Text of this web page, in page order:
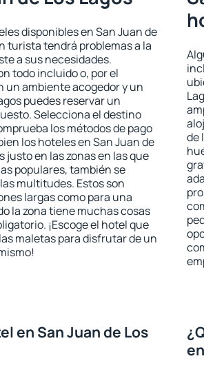
disponibles en San Juan de
turista tendrá problemas a la
a sus necesidades.
todo incluido o, por el
un ambiente acogedor y un
puedes reservar un
Selecciona el destino
los métodos de pago
los hoteles en San Juan de
justo en las zonas en las que
populares, también se
multitudes. Estos son
largas como para una
la zona tiene muchas cosas
¡Escoge el hotel que
maletas para disfrutar de un
de
en San Juan de Los